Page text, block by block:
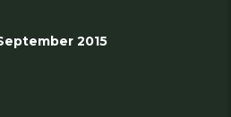
2015